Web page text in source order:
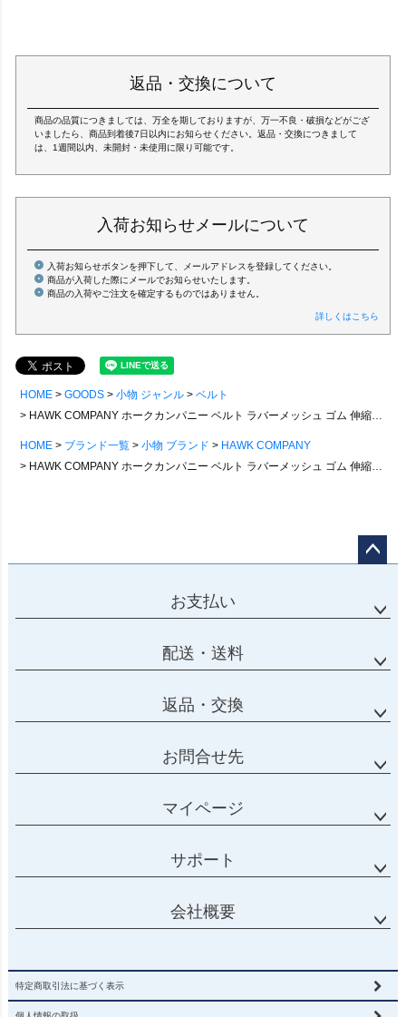
返品・交換について
商品の品質につきましては、万全を期しておりますが、万一不良・破損などがござ
いましたら、商品到着後7日以内にお知らせください。返品・交換につきまして
は、1週間以内、未開封・未使用に限り可能です。
入荷お知らせメールについて
入荷お知らせボタンを押下して、メールアドレスを登録してください。
商品が入荷した際にメールでお知らせいたします。
商品の入荷やご注文を確定するものではありません。
詳しくはこちら
HOME GOODS 小物 ジャンル
ベルト
HAWK COMPANY ホークカンパニー ベルト ラバーメッシュ ゴム 伸縮性 無地 フリーサイズ 動きやすい 本革 メンズ レディース カジュアル プレゼント 贈り物
HOME ブランド一覧 小物 ブランド
HAWK COMPANY
HAWK COMPANY ホークカンパニー ベルト ラバーメッシュ ゴム 伸縮性 無地 フリーサイズ 動きやすい 本革 メンズ レディース カジュアル プレゼント 贈り物
お支払い
配送・送料
返品・交換
お問合せ先
マイページ
サポート
会社概要
特定商取引法に基づく表示